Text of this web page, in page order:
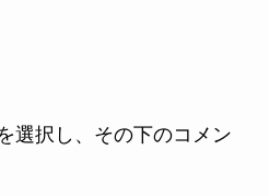
選択し、その下のコメン